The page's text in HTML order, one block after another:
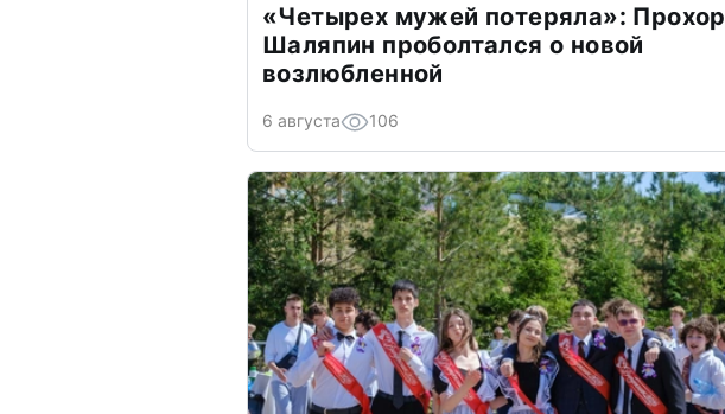
«Четырех мужей потеряла»: Прохор
Шаляпин проболтался о новой
возлюбленной
6 августа 106